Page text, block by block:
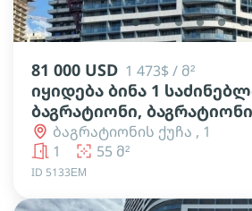
lens lens lens lens lens lens
81 000 USD 1 473$ / მ²
იყიდება ბინა 1
ბაგრატიონი,
ბაგრატიონის ქუჩა , 1
1
55 მ²
ID 5133ЕМ